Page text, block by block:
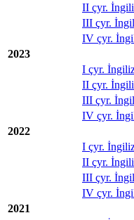
II çyr.
III çyr.
IV çyr.
2023
I çyr.
II çyr.
III çyr.
IV çyr.
2022
I çyr.
II çyr.
III çyr.
IV çyr.
2021